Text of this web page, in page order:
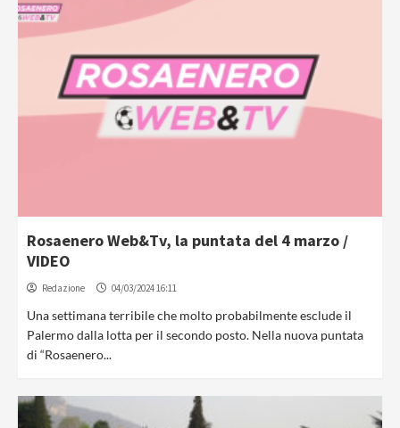
Rosaenero Web&Tv, la puntata del 4 marzo /
VIDEO
Redazione 04/03/2024 16:11
Una settimana terribile che molto probabilmente esclude il
Palermo dalla lotta per il secondo posto. Nella nuova puntata
di “Rosaenero...